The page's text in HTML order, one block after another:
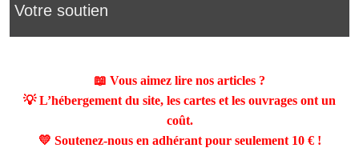
Votre soutien
📖 Vous aimez lire nos articles ?
💡 L’hébergement du site, les cartes et les ouvrages ont un
coût.
💛 Soutenez-nous en adhérant pour seulement 10 €!